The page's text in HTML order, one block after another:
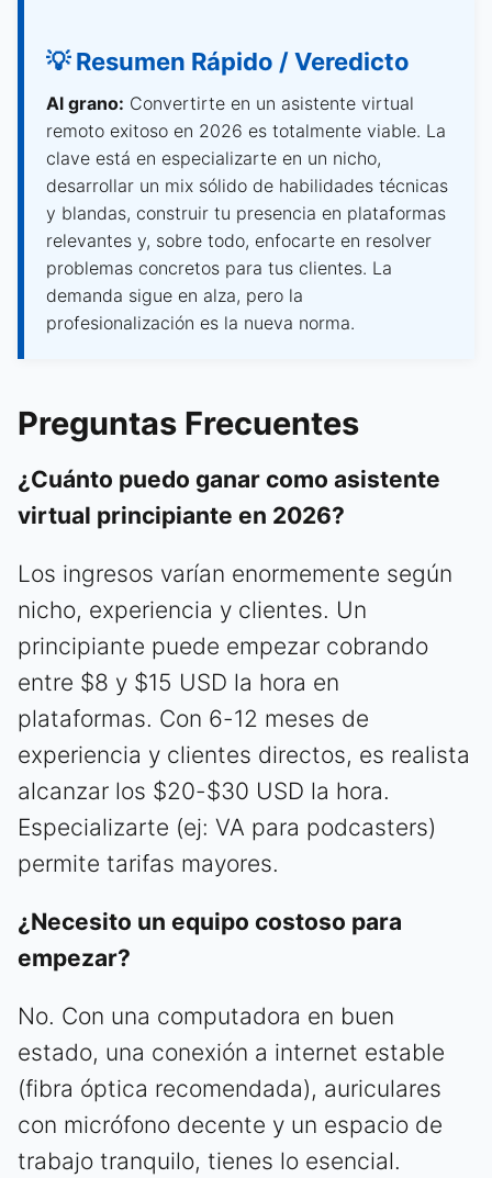
💡 Resumen Rápido / Veredicto
Al grano: Convertirte en un asistente virtual
remoto exitoso en 2026 es totalmente viable. La
clave está en especializarte en un nicho,
desarrollar un mix sólido de habilidades técnicas
y blandas, construir tu presencia en plataformas
relevantes y, sobre todo, enfocarte en resolver
problemas concretos para tus clientes. La
demanda sigue en alza, pero la
profesionalización es la nueva norma.
Preguntas Frecuentes
¿Cuánto puedo ganar como asistente
virtual principiante en 2026?
Los ingresos varían enormemente según
nicho, experiencia y clientes. Un
principiante puede empezar cobrando
entre $8 y $15 USD la hora en
plataformas. Con 6-12 meses de
experiencia y clientes directos, es realista
alcanzar los $20-$30 USD la hora.
Especializarte (ej: VA para podcasters)
permite tarifas mayores.
¿Necesito un equipo costoso para
empezar?
No. Con una computadora en buen
estado, una conexión a internet estable
(fibra óptica recomendada), auriculares
con micrófono decente y un espacio de
trabajo tranquilo, tienes lo esencial.